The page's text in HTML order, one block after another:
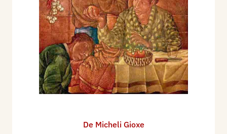
De Micheli Gioxe